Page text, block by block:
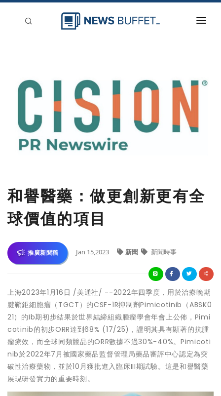
登入
和譽醫藥：做更創新更有全
球價值的項目
推廣新聞稿 Jan 15,2023 新聞 新聞時事
上海2023年1月16日 /美通社/ --2022年四季度，用於治療晚期
腱鞘鉅細胞瘤（TGCT）的CSF-1R抑制劑Pimicotinib（ABSK0
21）的Ib期初步結果於世界結締組織腫瘤學會年會上公佈，Pimi
cotinib的初步ORR達到68% (17/25)，證明其具有顯著的抗腫
瘤療效，而全球同類競品的ORR數據不過30%-40%。Pimicoti
nib於2022年7月被國家藥品監督管理局藥品審評中心認定為突
破性治療藥物，並於10月獲批進入臨床III期試驗。這是和譽醫藥
展現研發實力的重要時刻。